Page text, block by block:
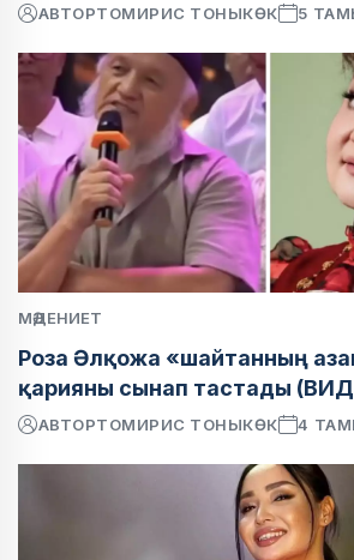
АВТОРТОМИРИС ТОНЫКӨК 5
МӘДЕНИЕТ
Роза Әлқожа «шайтанның
қарияны сынап тастады
АВТОРТОМИРИС ТОНЫКӨК 4